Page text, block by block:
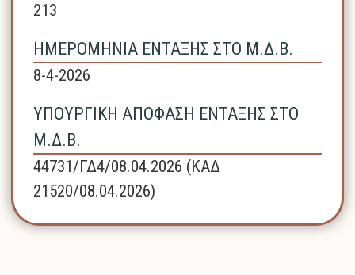
213
ΗΜΕΡΟΜΗΝΙΑ ΕΝΤΑΞΗΣ ΣΤΟ Μ.Δ.Β.
8-4-2026
ΥΠΟΥΡΓΙΚΗ ΑΠΟΦΑΣΗ ΕΝΤΑΞΗΣ ΣΤΟ
Μ.Δ.Β.
44731/ΓΔ4/08.04.2026 (ΚΑΔ
21520/08.04.2026)